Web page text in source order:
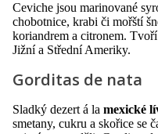
Ceviche jsou marinované
chobotnice, krabi či mořští
koriandrem a citronem. Tvoří
Jižní a Střední Ameriky.
Gorditas de nata
Sladký dezert á la mexické
smetany, cukru a skořice se